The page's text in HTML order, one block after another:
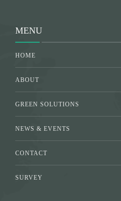
MENU
HOME
ABOUT
GREEN SOLUTIONS
NEWS & EVENTS
CONTACT
SURVEY